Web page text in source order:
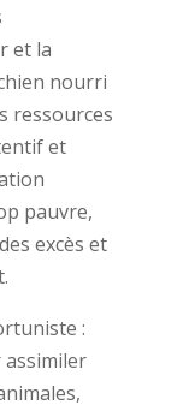
et la
nourri
ressources
et
pauvre,
excès et
: